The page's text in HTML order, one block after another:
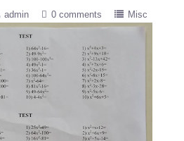
admin 0 comments Misc